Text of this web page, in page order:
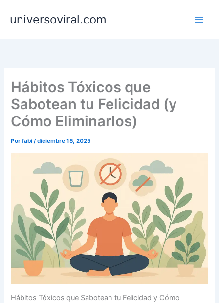
universoviral.com
Hábitos Tóxicos que
Sabotean tu Felicidad (y
Cómo Eliminarlos)
Porfabi/diciembre 15, 2025
Hábitos Tóxicos que Sabotean tu Felicidad y Cómo